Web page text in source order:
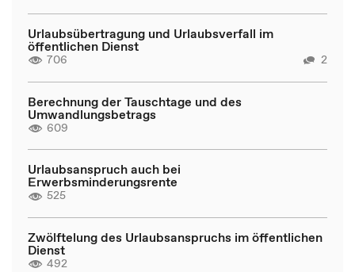
Urlaubsübertragung und Urlaubsverfall im
öffentlichen Dienst
706 2
Berechnung der Tauschtage und des
Umwandlungsbetrags
609
Urlaubsanspruch auch bei
Erwerbsminderungsrente
525
Zwölftelung des Urlaubsanspruchs im öffentlichen
Dienst
492